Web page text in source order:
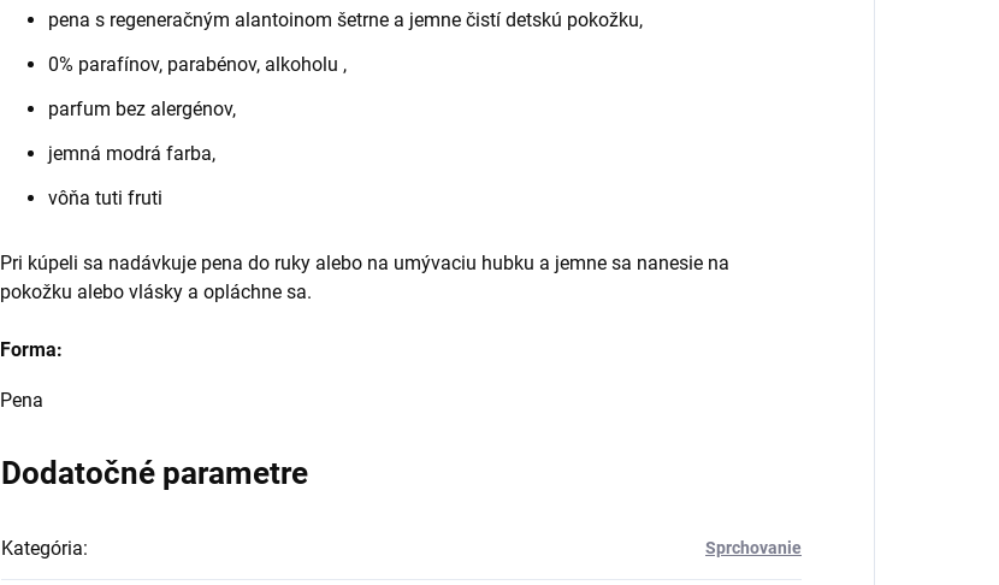
pena s regeneračným alantoinom šetrne a jemne čistí detskú pokožku,
0% parafínov, parabénov, alkoholu ,
parfum bez alergénov,
jemná modrá farba,
vôňa tuti fruti
Pri kúpeli sa nadávkuje pena do ruky alebo na umývaciu hubku a jemne sa nanesie na
pokožku alebo vlásky a opláchne sa.
Forma:
Pena
Dodatočné parametre
Kategória: Sprchovanie